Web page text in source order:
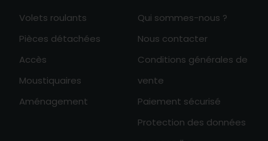
Volets roulants
Pièces détachées
Accès
Moustiquaires
Aménagement
Qui sommes-nous ?
Nous contacter
Conditions générales de
vente
Paiement sécurisé
Protection des données